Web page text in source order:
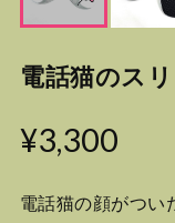
電話猫のス
¥3,300
電話猫の顔がつい